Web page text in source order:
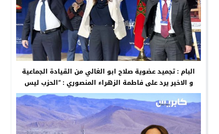
البام : تجميد عضوية صلاح ابو الغالي من القيادة الجماعية
و الاخير يرد على فاطمة الزهراء المنصوري : “الحزب ليس
ضيعة خاصة تتصرف فيها حسب الأهواء”